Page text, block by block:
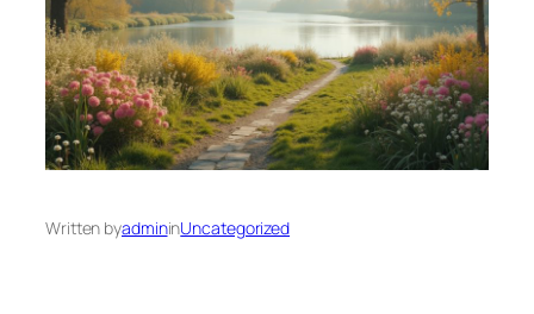
Written byadmininUncategorized